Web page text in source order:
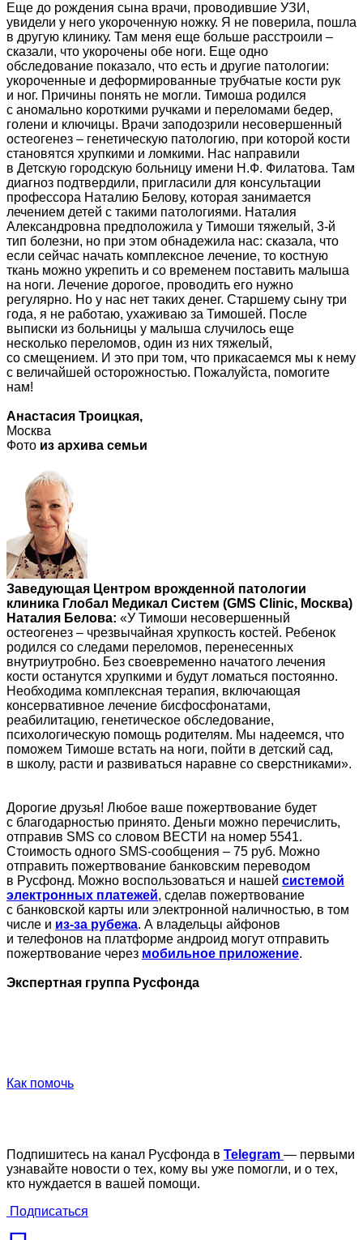
Еще до рождения сына врачи, проводившие УЗИ,
увидели у него укороченную ножку. Я не поверила, пошла
в другую клинику. Там меня еще больше расстроили –
сказали, что укорочены обе ноги. Еще одно
обследование показало, что есть и другие патологии:
укороченные и деформированные трубчатые кости рук
и ног. Причины понять не могли. Тимоша родился
с аномально короткими ручками и переломами бедер,
голени и ключицы. Врачи заподозрили несовершенный
остеогенез – генетическую патологию, при которой кости
становятся хрупкими и ломкими. Нас направили
в Детскую городскую больницу имени Н.Ф. Филатова. Там
диагноз подтвердили, пригласили для консультации
профессора Наталию Белову, которая занимается
лечением детей с такими патологиями. Наталия
Александровна предположила у Тимоши тяжелый, 3-й
тип болезни, но при этом обнадежила нас: сказала, что
если сейчас начать комплексное лечение, то костную
ткань можно укрепить и со временем поставить малыша
на ноги. Лечение дорогое, проводить его нужно
регулярно. Но у нас нет таких денег. Старшему сыну три
года, я не работаю, ухаживаю за Тимошей. После
выписки из больницы у малыша случилось еще
несколько переломов, один из них тяжелый,
со смещением. И это при том, что прикасаемся мы к нему
с величайшей осторожностью. Пожалуйста, помогите
нам!
Анастасия Троицкая,
Москва
Фото из архива семьи
Заведующая Центром врожденной патологии
клиника Глобал Медикал Систем (GMS Clinic, Москва)
Наталия Белова: «У Тимоши несовершенный
остеогенез – чрезвычайная хрупкость костей. Ребенок
родился со следами переломов, перенесенных
внутриутробно. Без своевременно начатого лечения
кости останутся хрупкими и будут ломаться постоянно.
Необходима комплексная терапия, включающая
консервативное лечение бисфосфонатами,
реабилитацию, генетическое обследование,
психологическую помощь родителям. Мы надеемся, что
поможем Тимоше встать на ноги, пойти в детский сад,
в школу, расти и развиваться наравне со сверстниками».
Дорогие друзья! Любое ваше пожертвование будет
с благодарностью принято. Деньги можно перечислить,
отправив SMS со словом ВЕСТИ на номер 5541.
Стоимость одного SMS-сообщения – 75 руб. Можно
отправить пожертвование банковским переводом
в Русфонд. Можно воспользоваться и нашей системой
электронных платежей, сделав пожертвование
с банковской карты или электронной наличностью, в том
числе и из-за рубежа. А владельцы айфонов
и телефонов на платформе андроид могут отправить
пожертвование через мобильное приложение.
Экспертная группа Русфонда
Как помочь
Подпишитесь на канал Русфонда в Telegram — первыми
узнавайте новости о тех, кому вы уже помогли, и о тех,
кто нуждается в вашей помощи.
Подписаться